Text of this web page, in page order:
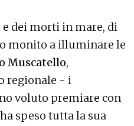
dei morti in mare, di
monito a illuminare le
Muscatello,
regionale - i
voluto premiare con
speso tutta la sua